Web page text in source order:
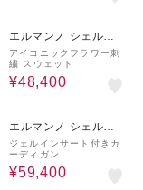
エルマンノ シェルヴ
ィーノ/ペセリコ
アイコニックフラワー刺
繍 スウェット
¥48,400
エルマンノ シェルヴ
ィーノ/ペセリコ
ジェルインサート付きカ
ーディガン
¥59,400